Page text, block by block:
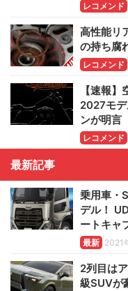
レコメンド
高性能リ
の持ち腐
レコメンド
【速報
2027モ
ンが明言
レコメンド
最新記事
乗用車・
デル！
ートキャ
最新 2021
2列目は
級SUVが